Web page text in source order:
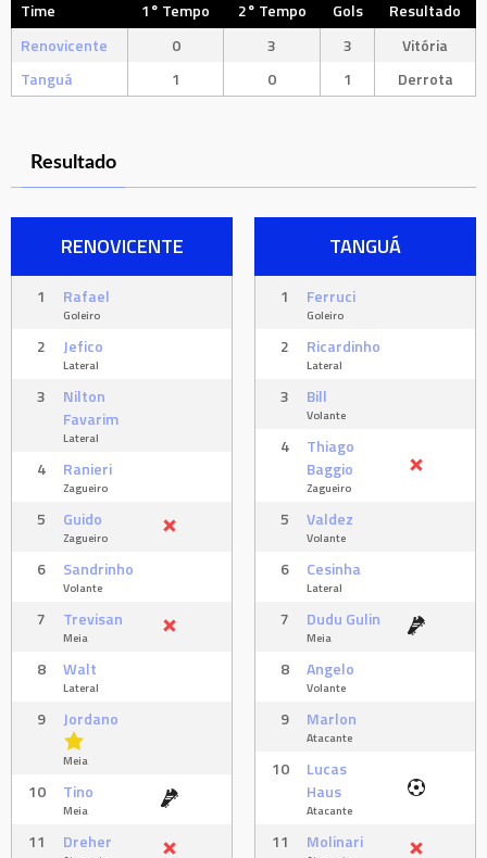
Time 1° Tempo 2° Tempo Gols
Resultado
Renovicente
0 3 3
Vitória
Tanguá
1 0 1 Derrota
Resultado
RENOVICENTE
1 Rafael
Goleiro
2 Jefico
Lateral
3
Nilton
Favarim
Lateral
4 Ranieri
Zagueiro
5 Guido
Zagueiro
6 Sandrinho
Volante
7 Trevisan
Meia
8 Walt
Lateral
9 Jordano
Meia
10 Tino
Meia
11 Dreher
TANGUÁ
1 Ferruci
Goleiro
2 Ricardinho
Lateral
3 Bill
Volante
4
Thiago
Baggio
Zagueiro
5 Valdez
Volante
6 Cesinha
Lateral
7 Dudu Gulin
Meia
8 Angelo
Volante
9 Marlon
Atacante
10
Lucas
Haus
Atacante
11 Molinari